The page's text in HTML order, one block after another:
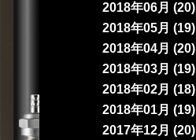
2018年06月 (20)
2018年05月 (19)
2018年04月 (20)
2018年03月 (19)
2018年02月 (18)
2018年01月 (19)
2017年12月 (20)